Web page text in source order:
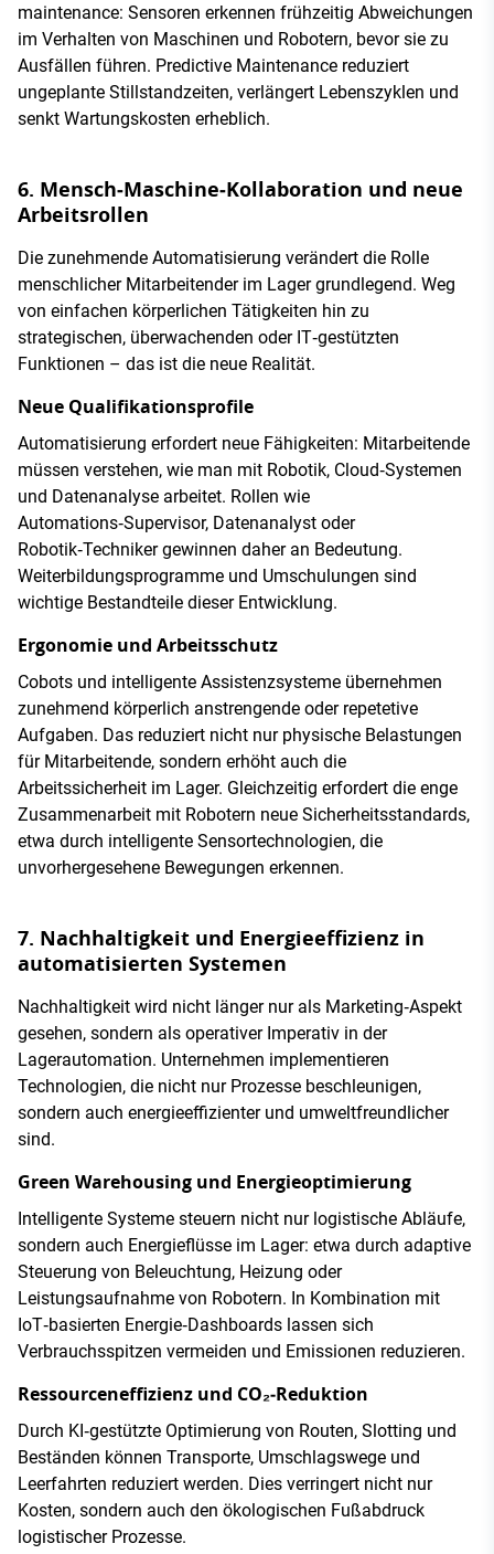
maintenance: Sensoren erkennen frühzeitig Abweichungen
im Verhalten von Maschinen und Robotern, bevor sie zu
Ausfällen führen. Predictive Maintenance reduziert
ungeplante Stillstandzeiten, verlängert Lebenszyklen und
senkt Wartungskosten erheblich.
6. Mensch‑Maschine‑Kollaboration und neue
Arbeitsrollen
Die zunehmende Automatisierung verändert die Rolle
menschlicher Mitarbeitender im Lager grundlegend. Weg
von einfachen körperlichen Tätigkeiten hin zu
strategischen, überwachenden oder IT‑gestützten
Funktionen – das ist die neue Realität.
Neue Qualifikationsprofile
Automatisierung erfordert neue Fähigkeiten: Mitarbeitende
müssen verstehen, wie man mit Robotik, Cloud‑Systemen
und Datenanalyse arbeitet. Rollen wie
Automations‑Supervisor, Datenanalyst oder
Robotik‑Techniker gewinnen daher an Bedeutung.
Weiterbildungsprogramme und Umschulungen sind
wichtige Bestandteile dieser Entwicklung.
Ergonomie und Arbeitsschutz
Cobots und intelligente Assistenzsysteme übernehmen
zunehmend körperlich anstrengende oder repetetive
Aufgaben. Das reduziert nicht nur physische Belastungen
für Mitarbeitende, sondern erhöht auch die
Arbeitssicherheit im Lager. Gleichzeitig erfordert die enge
Zusammenarbeit mit Robotern neue Sicherheitsstandards,
etwa durch intelligente Sensortechnologien, die
unvorhergesehene Bewegungen erkennen.
7. Nachhaltigkeit und Energieeffizienz in
automatisierten Systemen
Nachhaltigkeit wird nicht länger nur als Marketing‑Aspekt
gesehen, sondern als operativer Imperativ in der
Lagerautomation. Unternehmen implementieren
Technologien, die nicht nur Prozesse beschleunigen,
sondern auch energieeffizienter und umweltfreundlicher
sind.
Green Warehousing und Energieoptimierung
Intelligente Systeme steuern nicht nur logistische Abläufe,
sondern auch Energieflüsse im Lager: etwa durch adaptive
Steuerung von Beleuchtung, Heizung oder
Leistungsaufnahme von Robotern. In Kombination mit
IoT‑basierten Energie‑Dashboards lassen sich
Verbrauchsspitzen vermeiden und Emissionen reduzieren.
Ressourceneffizienz und CO₂‑Reduktion
Durch KI‑gestützte Optimierung von Routen, Slotting und
Beständen können Transporte, Umschlagswege und
Leerfahrten reduziert werden. Dies verringert nicht nur
Kosten, sondern auch den ökologischen Fußabdruck
logistischer Prozesse.